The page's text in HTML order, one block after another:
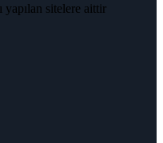
yapılan sitelere aittir